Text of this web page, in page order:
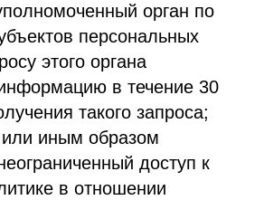
орган по
персональных
этого органа
в течение 30
такого запроса;
или иным образом
доступ к
в отношении